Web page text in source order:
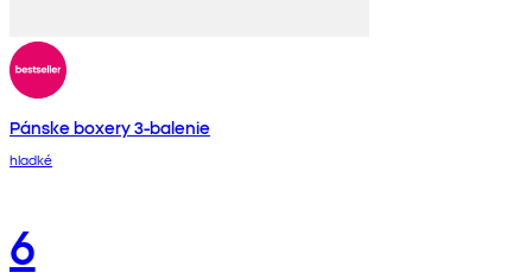
Pánske boxery 3-balenie
hladké
6